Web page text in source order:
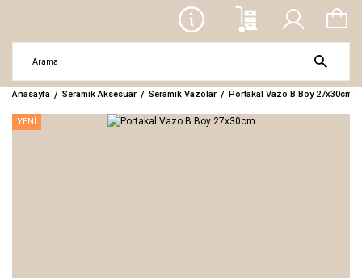
Anasayfa Seramik Aksesuar Seramik Vazolar Portakal Vazo B.Boy 27x30cm
YENİ